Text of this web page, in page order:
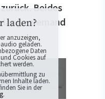
Beides
niemand
laden?
anzuzeigen,
geladen.
Daten
Cookies auf
werden.
zu
Inhalte laden.
Sie in der
.